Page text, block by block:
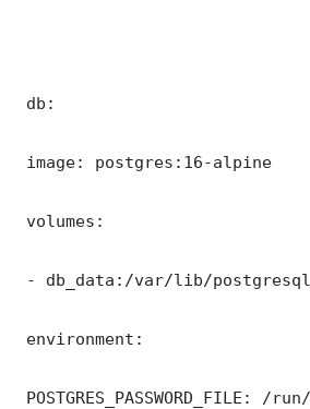
db:
image: postgres:16-alpine
volumes:
- db_data:/var/lib/
environment:
POSTGRES_PASSWORD_FILE: /